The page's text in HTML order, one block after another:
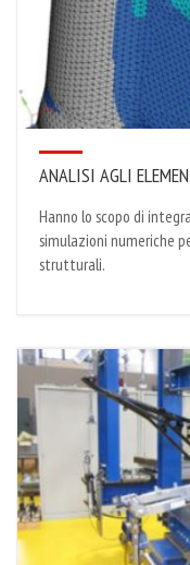
ANALISI AGLI
Hanno lo scopo di
simulazioni numeriche
strutturali.